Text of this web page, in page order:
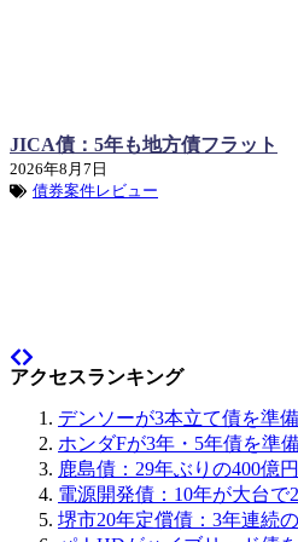
JICA債：5年も地方債フラット
2026年8月7日
債券案件レビュー
アクセスランキング
デンソーが3本立て債を準備
ホンダFが3年・5年債を準
鹿島債：29年ぶりの400億
電源開発債：10年が大台で
堺市20年定償債：3年連続の